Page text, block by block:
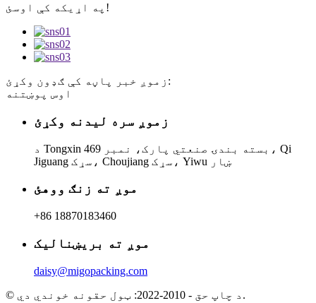
په اړیکه کې اوسئ!
زموږ خبر پاڼه کې ګډون وکړئ:
اوس پوښتنه
زموږ سره لیدنه وکړئ
د Tongxin بسته بندۍ صنعتي پارک، نمبر 469، Qi
Jiguang سړک، Choujiang سړک، Yiwu ښار
موږ ته زنګ ووهئ
+86 18870183460
موږ ته بریښنالیک
daisy@migopacking.com
© د چاپ حق - 2010-2022: ټول حقونه خوندي دي.